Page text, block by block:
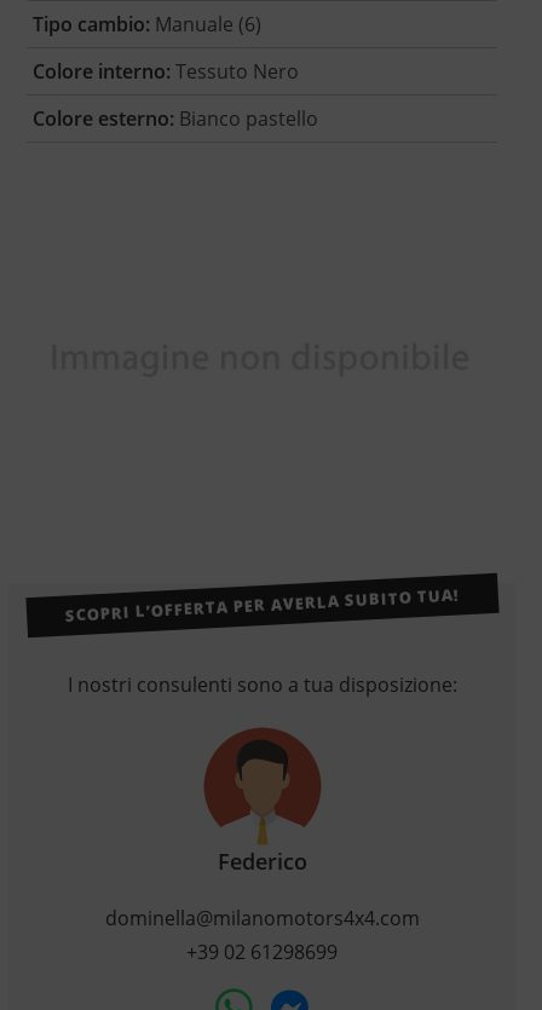
Tipo cambio: Manuale (6)
Colore interno: Tessuto Nero
Colore esterno: Bianco pastello
SCOPRI L’OFFERTA PER AVERLA SUBITO TUA!
I nostri consulenti sono a tua disposizione:
Federico
dominella@milanomotors4x4.com
+39 02 61298699